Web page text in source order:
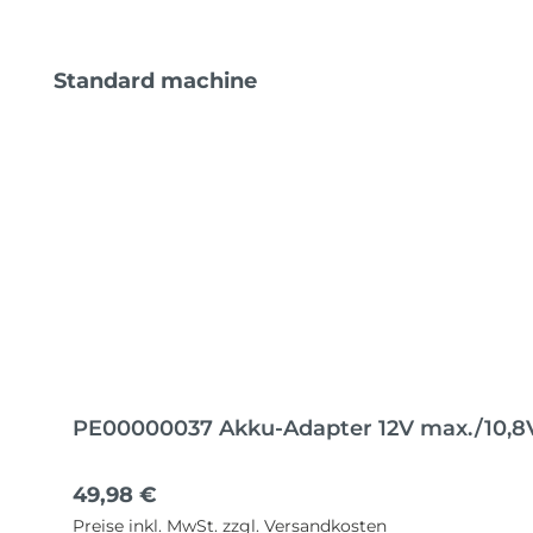
Produktgalerie überspringen
Standard machine
PE00000037 Akku-Adapter 12V max./
Regulärer Preis:
49,98 €
Preise inkl. MwSt. zzgl. Versandkosten